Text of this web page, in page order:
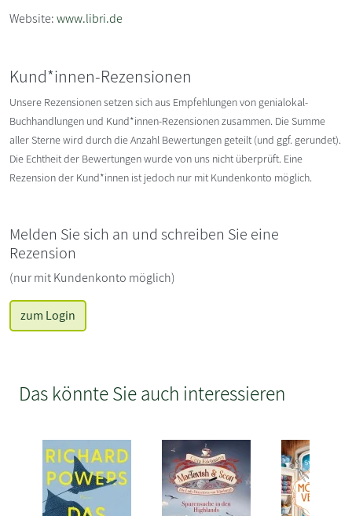
Website:www.libri.de
Kund*innen-Rezensionen
Unsere Rezensionen setzen sich aus Empfehlungen von genialokal-
Buchhandlungen und Kund*innen-Rezensionen zusammen. Die Summe
aller Sterne wird durch die Anzahl Bewertungen geteilt (und ggf. gerundet).
Die Echtheit der Bewertungen wurde von uns nicht überprüft. Eine
Rezension der Kund*innen ist jedoch nur mit Kundenkonto möglich.
Melden Sie sich an und schreiben Sie eine
Rezension
(nur mit Kundenkonto möglich)
zum Login
Das könnte Sie auch interessieren